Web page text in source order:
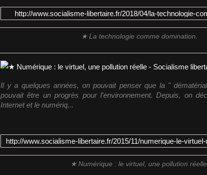
http://www.socialisme-libertaire.fr/2018/04/la-technologie-
★ La technologie comme domination.
Il y a quelques années, on pouvait penser que la "
pouvait être un progrès pour l'environnement. Depuis, on
Internet et le numériq...
★ Numérique : le virtuel, une pollution réelle.